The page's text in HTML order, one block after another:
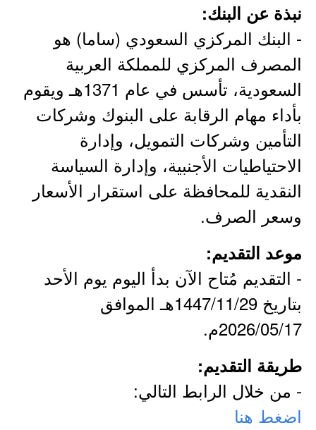
نبذة عن البنك:
- البنك المركزي السعودي (ساما) هو
المصرف المركزي للمملكة العربية
السعودية، تأسس في عام 1371هـ ويقوم
بأداء مهام الرقابة على البنوك وشركات
التأمين وشركات التمويل، وإدارة
الاحتياطيات الأجنبية، وإدارة السياسة
النقدية للمحافظة على استقرار الأسعار
وسعر الصرف.
موعد التقديم:
- التقديم مُتاح الآن بدأ اليوم يوم الأحد
بتاريخ 1447/11/29هـ الموافق
2026/05/17م.
طريقة التقديم:
- من خلال الرابط التالي:
اضغط هنا